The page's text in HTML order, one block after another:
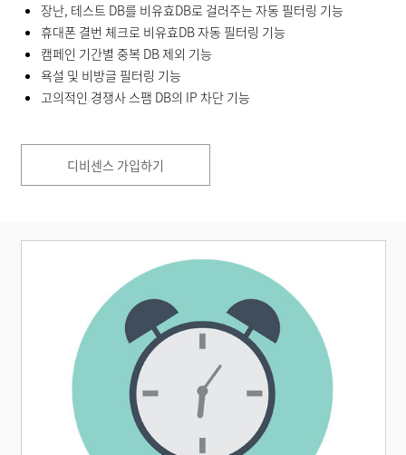
장난, 테스트 DB를 비유효DB로 걸러주는 자동 필터링 기능
휴대폰 결번 체크로 비유효DB 자동 필터링 기능
캠페인 기간별 중복 DB 제외 기능
욕설 및 비방글 필터링 기능
고의적인 경쟁사 스팸 DB의 IP 차단 기능
디비센스 가입하기